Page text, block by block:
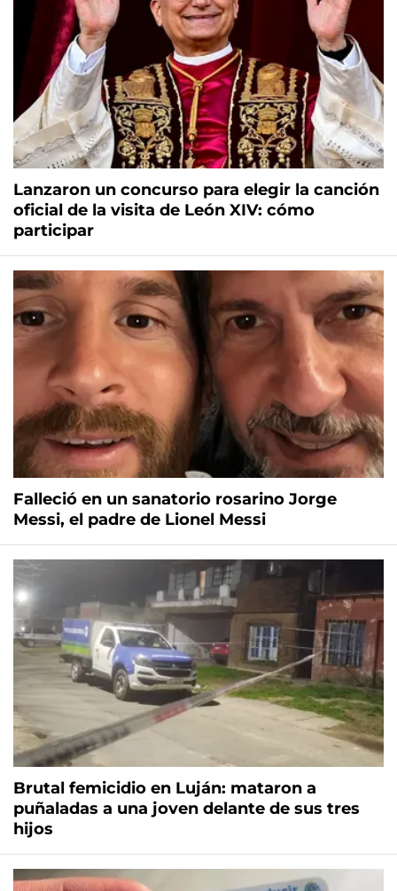
Lanzaron un concurso para elegir la canción
oficial de la visita de León XIV: cómo
participar
Falleció en un sanatorio rosarino Jorge
Messi, el padre de Lionel Messi
Brutal femicidio en Luján: mataron a
puñaladas a una joven delante de sus tres
hijos